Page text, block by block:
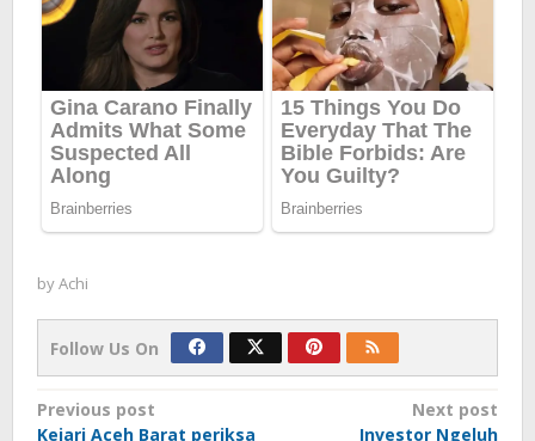
byAchi
Follow Us On
Post
Previous post
Kejari Aceh Barat periksa
Next post
Investor Ngeluh